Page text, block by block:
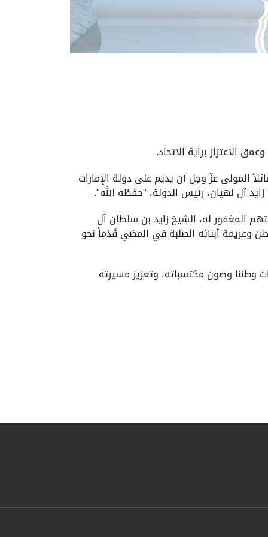
الاعتزاز براية الاتحاد.
المولى عزّ وجل أن يديم على دولة الإمارات
آل نهيان، رئيس الدولة، "حفظه الله".
المغفور له، الشيخ زايد بن سلطان آل
وعزيمة أبنائه الصلبة في المضي قُدُماً نحو
وطننا وصون مكتسباته، وتعزيز مسيرته